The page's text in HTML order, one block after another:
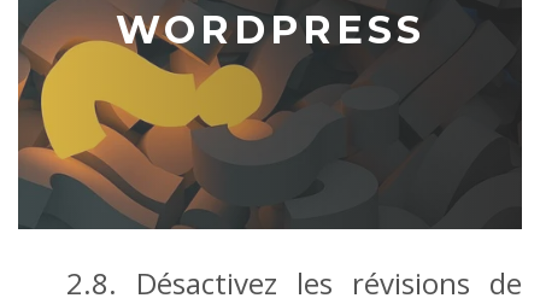
WORDPRESS
2.8. Désactivez les révisions de